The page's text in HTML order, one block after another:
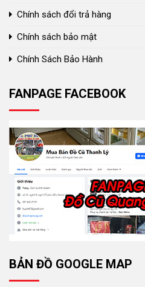
Chính sách đổi trả hàng
Chính sách bảo mật
Chính Sách Bảo Hành
FANPAGE FACEBOOK
BẢN ĐỒ GOOGLE MAP